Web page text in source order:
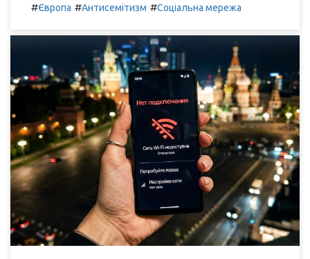
#Європа #Антисемітизм #Соціальна мережа